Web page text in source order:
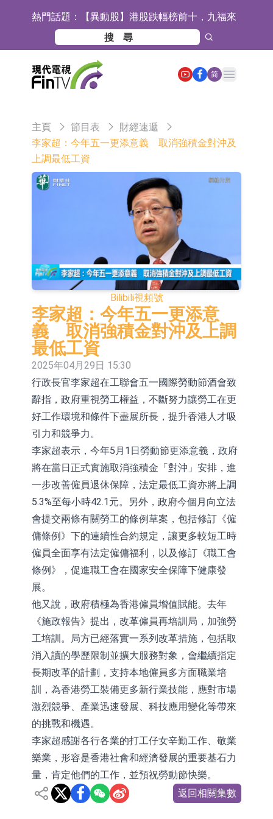
熱門話題： 【異動股】港股跌幅榜前十，九福來
(08611.HK)跌21.43%，天瑞汽車内飾
(06162.HK)跌18.44%
【異動股】港股漲幅榜前十，佳明集
團控股(01271.HK)漲+78.22%，拿森
科技(02261.HK)漲+64.11%
斯迪克：公司為國內摺疊屏核心功能
材料供應商
恒瑞醫藥：公司已在中國獲批上市26
目標客戶的測試認證
上期所：7月份對11個實際控制關系
賬戶組採取限制開倉的監管措施
特發服務：成功中標嗶哩嗶哩上海濱
江總部物業服務項目
亞太股份：公司是零跑汽車和
Stellantis集團的供應商
理工雷科面向邊緣AI場景推出"山
海"系列智算模組 系列產品基於國產
CPU與GPU構建
【異動股】醫療研發外包板塊拉升，
博騰股份(300363.CN)漲20.02%
日韓股市收盤雙雙下跌
依米康：海外交付以東南亞、中東市
場為主 並已取得歐美相關認證
上交所：財通多策略福鑫定期開放靈
活配置混合型發起式證券投資基金臨
時停牌
上交所：景順長城全球半導體芯片產
業股票型證券投資基金臨時停牌
【異動股】港股跌幅榜前十，卡森國
際(00496.HK)跌22.40%，九福來
(08611.HK)跌21.01%
【異動股】港股漲幅榜前十，拿森科
技(02261.HK)漲+75.05%，辰興發展
(02286.HK)漲+64.91%
神火股份：新疆神火鋁水轉化率已
100%
【異動股】焦炭Ⅲ板塊下挫，陝西黑
貓(601015.CN)跌8.38%
浙江證監局對財通證券股份有限公司
採取出具警示函措施
山金國際：港股上市工作正常推進中
简
Open main menu
主頁 節目表
財經速遞
李家超：今年五一更添意義 取消強積金對沖及
上調最低工資
Bilibili視頻號
李家超：今年五一更添意
義 取消強積金對沖及上調
最低工資
2025年04月29日 15:30
行政長官李家超在工聯會五一國際勞動節酒會致
辭指，政府重視勞工權益，不斷努力讓勞工在更
好工作環境和條件下盡展所長，提升香港人才吸
引力和競爭力。
李家超表示，今年5月1日勞動節更添意義，政府
將在當日正式實施取消強積金「對沖」安排，進
一步改善僱員退休保障，法定最低工資亦將上調
5.3%至每小時42.1元。另外，政府今個月向立法
會提交兩條有關勞工的條例草案，包括修訂《僱
傭條例》下的連續性合約規定，讓更多較短工時
僱員全面享有法定僱傭福利，以及修訂《職工會
條例》，促進職工會在國家安全保障下健康發
展。
他又說，政府積極為香港僱員增值賦能。去年
《施政報告》提出，改革僱員再培訓局，加強勞
工培訓。局方已經落實一系列改革措施，包括取
消入讀的學歷限制並擴大服務對象，會繼續指定
長期改革的計劃，支持本地僱員多方面職業培
訓，為香港勞工裝備更多新行業技能，應對市場
激烈競爭、產業迅速發展、科技應用變化等帶來
的挑戰和機遇。
李家超感謝各行各業的打工仔女辛勤工作、敬業
樂業，形容是香港社會和經濟發展的重要基石力
量，肯定他們的工作，並預祝勞動節快樂。
返回相關集數